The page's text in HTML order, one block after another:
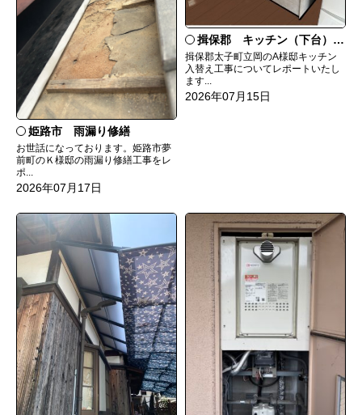
姫路市 雨漏り修繕
お世話になっております。姫路市夢
前町のＫ様邸の雨漏り修繕工事をレ
ポ...
2026年07月17日
揖保郡 キッチン（下台）交換
揖保郡太子町立岡のA様邸キッチン
入替え工事についてレポートいたし
ます...
2026年07月15日